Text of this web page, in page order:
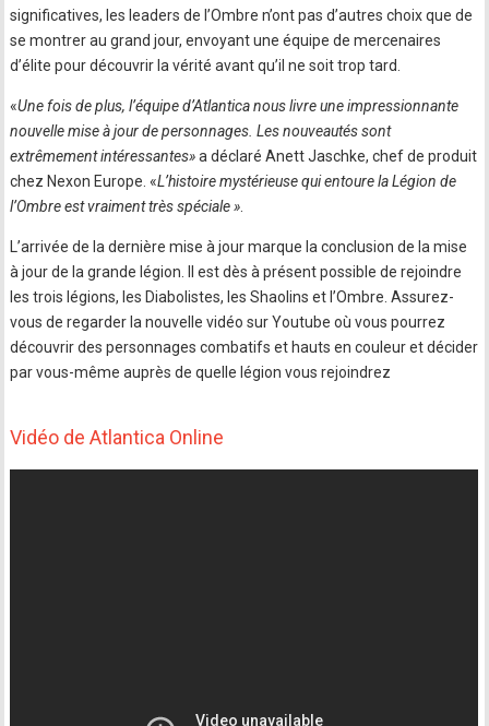
significatives, les leaders de l’Ombre n’ont pas d’autres choix que de
se montrer au grand jour, envoyant une équipe de mercenaires
d’élite pour découvrir la vérité avant qu’il ne soit trop tard.
«Une fois de plus, l’équipe d’Atlantica nous livre une impressionnante
nouvelle mise à jour de personnages. Les nouveautés sont
extrêmement intéressantes»a déclaré Anett Jaschke, chef de produit
chez Nexon Europe. «L’histoire mystérieuse qui entoure la Légion de
l’Ombre est vraiment très spéciale »
L’arrivée de la dernière mise à jour marque la conclusion de la mise
à jour de la grande légion. Il est dès à présent possible de rejoindre
les trois légions, les Diabolistes, les Shaolins et l’Ombre. Assurez-
vous de regarder la nouvelle vidéo sur Youtube où vous pourrez
découvrir des personnages combatifs et hauts en couleur et décider
par vous-même auprès de quelle légion vous rejoindrez
Vidéo de Atlantica Online